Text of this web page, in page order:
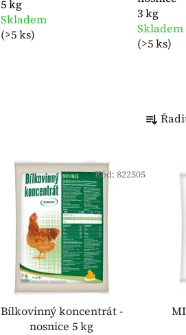
5 kg
Skladem
(>5 ks)
3 kg
Skladem
(>5 ks)
a
n
Bílkovinný koncentrát -
nosnice 5 kg
Kód: 822505